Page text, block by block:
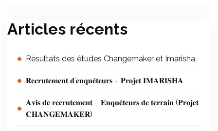
Articles récents
Résultats des études Changemaker et Imarisha
𝐑𝐞𝐜𝐫𝐮𝐭𝐞𝐦𝐞𝐧𝐭 𝐝’𝐞𝐧𝐪𝐮𝐞̂𝐭𝐞𝐮𝐫𝐬 – 𝐏𝐫𝐨𝐣𝐞𝐭 𝐈𝐌𝐀𝐑𝐈𝐒𝐇𝐀
𝐀𝐯𝐢𝐬 𝐝𝐞 𝐫𝐞𝐜𝐫𝐮𝐭𝐞𝐦𝐞𝐧𝐭 – 𝐄𝐧𝐪𝐮𝐞̂𝐭𝐞𝐮𝐫𝐬 𝐝𝐞 𝐭𝐞𝐫𝐫𝐚𝐢𝐧 (𝐏𝐫𝐨𝐣𝐞𝐭
𝐂𝐇𝐀𝐍𝐆𝐄𝐌𝐀𝐊𝐄𝐑)